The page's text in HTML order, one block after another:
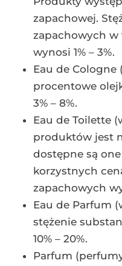
zapachowej.
zapachowych w
wynosi 1% – 3%.
Eau de Cologne
procentowe
3% – 8%.
Eau de Toilette
produktów jest
dostępne są
korzystnych
zapachowych
Eau de Parfum
stężenie
10% – 20%.
Parfum